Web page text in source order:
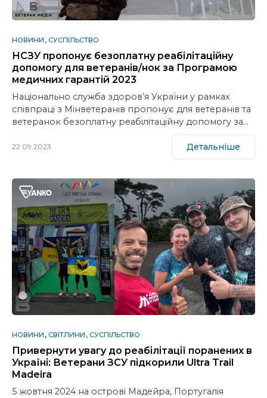
НОВИНИ СУСПІЛЬСТВО
НСЗУ пропонує безоплатну реабілітаційну
допомогу для ветеранів/нок за Програмою
медичних гарантій 2023
Національно служба здоров’я України у рамках
співпраці з Мінветеранів пропонує для ветеранів та
ветеранок безоплатну реабілітаційну допомогу за…
22.09.2023 Детальніше
НОВИНИ СВІТЛИНИ СУСПІЛЬСТВО
Привернути увагу до реабілітації поранених в
Україні: Ветерани ЗСУ підкорили Ultra Trail
Madeira
5 жовтня 2024 на острові Мадейра, Португалія